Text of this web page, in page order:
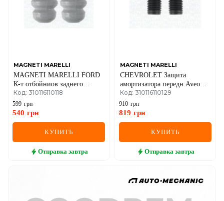
MAGNETI MARELLI
MAGNETI MARELLI FORD
К-т отбойниов заднего
амортизатора Mondeo 07-
(универсал)
Код: 310116110118
599 грн
540 грн
КУПИТЬ
Отправка завтра
MAGNETI MARELLI
CHEVROLET Защита
амортизатора передн.Aveo
05-
Код: 310116110129
910 грн
819 грн
КУПИТЬ
Отправка завтра